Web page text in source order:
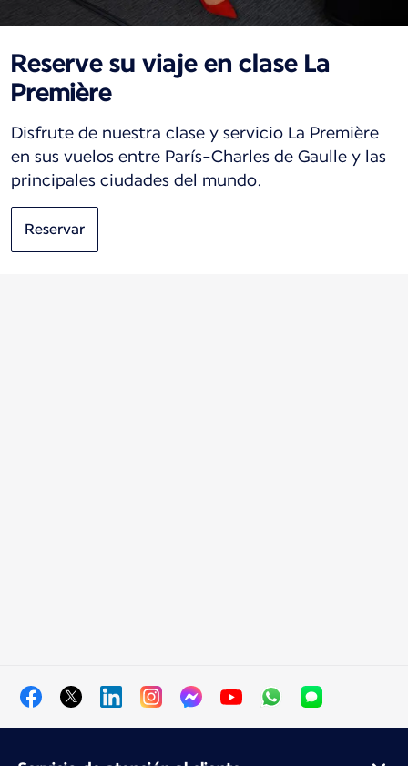
Reserve su viaje en clase La
Première
Disfrute de nuestra clase y servicio La Première
en sus vuelos entre París-Charles de Gaulle y las
principales ciudades del mundo.
Reservar